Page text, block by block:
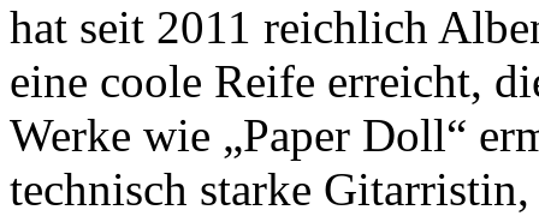
hat seit 2011 reichlich
eine coole Reife erreicht,
Werke wie „Paper Doll“
technisch starke